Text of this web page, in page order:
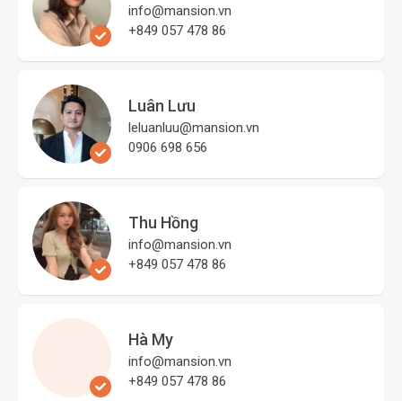
info@mansion.vn
+849 057 478 86
Luân Lưu
leluanluu@mansion.vn
0906 698 656
Thu Hồng
info@mansion.vn
+849 057 478 86
Hà My
info@mansion.vn
+849 057 478 86